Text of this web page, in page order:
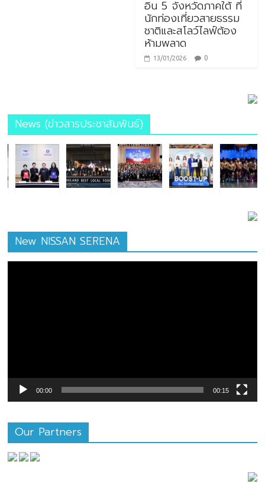
อิน 5 จังหวัดภาคใต้ ที่
นักท่องเที่ยวสายธรรม
ชาติและสโลว์ไลฟ์ต้อง
ห้ามพลาด
13/01/2026 0
News (ข่าวสารประชาสัมพันธ์)
New NISSAN SERENA
00:00 00:15
Our Partners